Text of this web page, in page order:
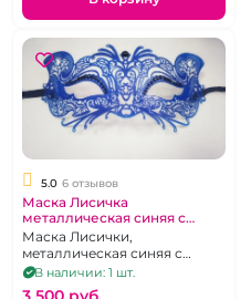
5.0 6 отзывов
Маска Лисичка
металлическая синяя с
черными бусинами
Маска Лисички,
металлическая синяя с
черными бусинами
В наличии: 1 шт.